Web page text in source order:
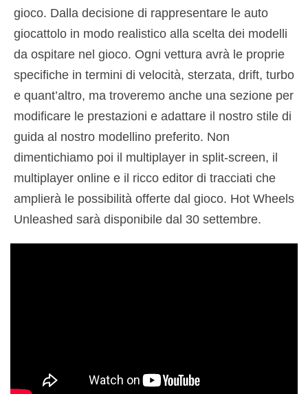
gioco. Dalla decisione di rappresentare le auto
giocattolo in modo realistico alla scelta dei modelli
da ospitare nel gioco. Ogni vettura avrà le proprie
specifiche in termini di velocità, sterzata, drift, turbo
e quant’altro, ma troveremo anche una sezione per
modificare le prestazioni e adattare il nostro stile di
guida al nostro modellino preferito. Non
dimentichiamo poi il multiplayer in split-screen, il
multiplayer online e il ricco editor di tracciati che
amplierà le possibilità offerte dal gioco. Hot Wheels
Unleashed sarà disponibile dal 30 settembre.